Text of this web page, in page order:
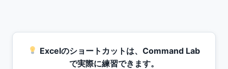
Excelのショートカットは、Command Lab
で実際に練習できます。